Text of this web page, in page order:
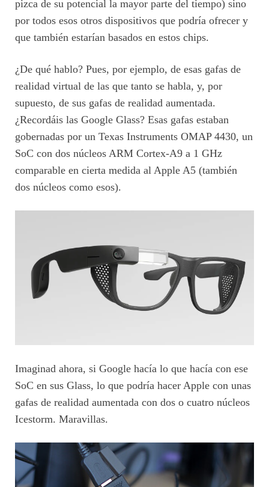
pizca de su potencial la mayor parte del tiempo) sino
por todos esos otros dispositivos que podría ofrecer y
que también estarían basados en estos chips.
¿De qué hablo? Pues, por ejemplo, de esas gafas de
realidad virtual de las que tanto se habla, y, por
supuesto, de sus gafas de realidad aumentada.
¿Recordáis las Google Glass? Esas gafas estaban
gobernadas por un Texas Instruments OMAP 4430, un
SoC con dos núcleos ARM Cortex-A9 a 1 GHz
comparable en cierta medida al Apple A5 (también
dos núcleos como esos).
Imaginad ahora, si Google hacía lo que hacía con ese
SoC en sus Glass, lo que podría hacer Apple con unas
gafas de realidad aumentada con dos o cuatro núcleos
Icestorm. Maravillas.